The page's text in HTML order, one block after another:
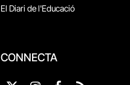
El Diari de l'Educació
CONNECTA